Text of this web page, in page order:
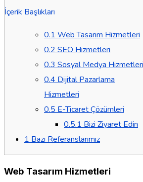
İçerik Başlıkları
0.1 Web Tasarım Hizmetleri
0.2 SEO Hizmetleri
0.3 Sosyal Medya Hizmetleri
0.4 Dijital Pazarlama
Hizmetleri
0.5 E-Ticaret Çözümleri
0.5.1 Bizi Ziyaret Edin
1 Bazı Referanslarımız
Web Tasarım Hizmetleri